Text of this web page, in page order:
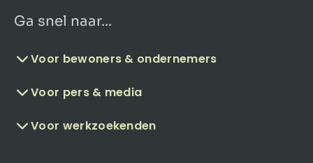
Ga snel naar...
Voor bewoners & ondernemers
Voor pers & media
Voor werkzoekenden